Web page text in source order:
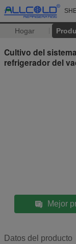
Hogar
Cultivo del
refrigerador del
Mejor
Datos del producto